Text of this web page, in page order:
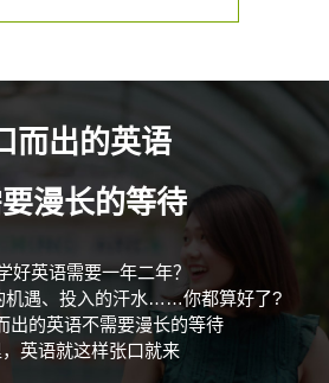
而出的英语
漫长的等待
好英语需要一年二年？
机遇、投入的汗水……你都算好了?
出的英语不需要漫长的等待
英语就这样张口就来